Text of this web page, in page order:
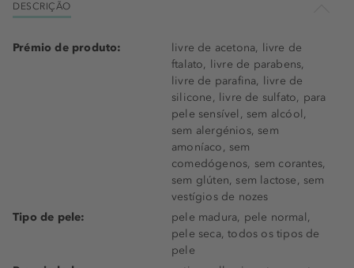
DESCRIÇÃO
Prémio de produto:
livre de acetona, livre de
ftalato, livre de parabens,
livre de parafina, livre de
silicone, livre de sulfato, para
pele sensível, sem alcóol,
sem alergénios, sem
amoníaco, sem
comedógenos, sem corantes,
sem glúten, sem lactose, sem
vestígios de nozes
Tipo de pele:
pele madura, pele normal,
pele seca, todos os tipos de
pele